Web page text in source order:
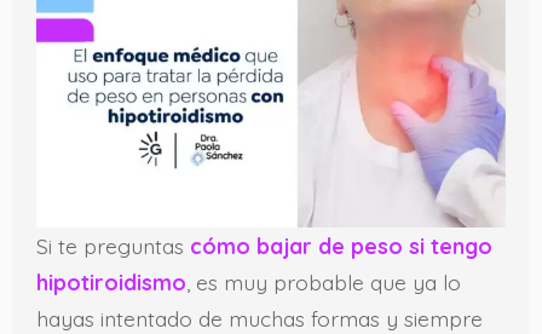
Si te preguntas cómo bajar de peso si tengo
hipotiroidismo , es muy probable que ya lo
hayas intentado de muchas formas y siempre